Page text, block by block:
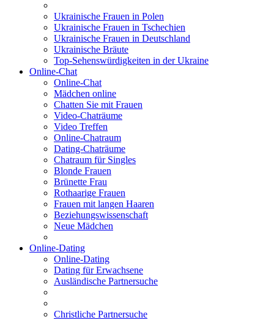
Ukrainische Frauen in Polen
Ukrainische Frauen in Tschechien
Ukrainische Frauen in Deutschland
Ukrainische Bräute
Top-Sehenswürdigkeiten in der Ukraine
Online-Chat
Online-Chat
Mädchen online
Chatten Sie mit Frauen
Video-Chaträume
Video Treffen
Online-Chatraum
Dating-Chaträume
Chatraum für Singles
Blonde Frauen
Brünette Frau
Rothaarige Frauen
Frauen mit langen Haaren
Beziehungswissenschaft
Neue Mädchen
Online-Dating
Online-Dating
Dating für Erwachsene
Ausländische Partnersuche
Christliche Partnersuche